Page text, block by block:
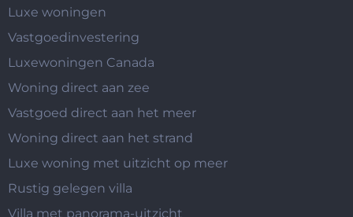
Luxe woningen
Vastgoedinvestering
Luxewoningen Canada
Woning direct aan zee
Vastgoed direct aan het meer
Woning direct aan het strand
Luxe woning met uitzicht op meer
Rustig gelegen villa
Villa met panorama-uitzicht